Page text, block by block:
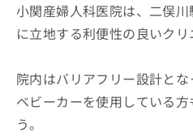
小関産婦人科医院は、二俣
に立地する利便性の良いクリ
院内はバリアフリー設計と
ベビーカーを使用している
う。